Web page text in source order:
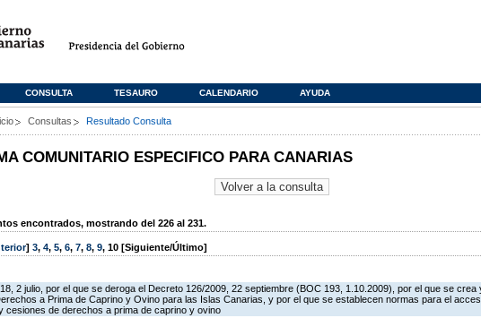
CONSULTA TESAURO CALENDARIO AYUDA
Consultas Resultado Consulta
COMUNITARIO ESPECIFICO PARA CANARIAS
encontrados, mostrando del 226 al 231.
] 3, 4, 5, 6, 7, 8, 9, 10 [Siguiente/Último]
2 julio, por el que se deroga el Decreto 126/2009, 22 septiembre (BOC 193, 1.10.2009), por el que se
a Prima de Caprino y Ovino para las Islas Canarias, y por el que se establecen normas para el
cesiones de derechos a prima de caprino y ovino